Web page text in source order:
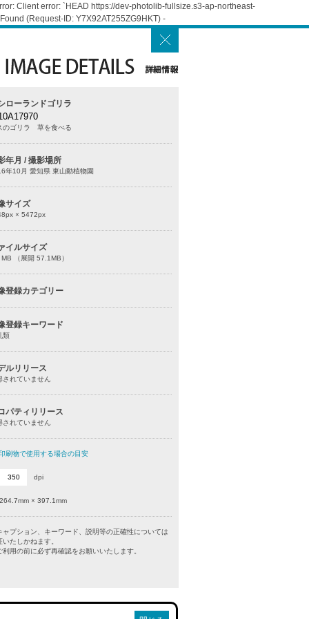
Client error: `HEAD https://dev-photolib-fullsize.s3-ap-northeast-
(Request-ID: Y7X92AT255ZG9HKT) -
ローランドゴリラ
のゴリラ 草を食べる
年月 / 撮影場所
年10月 愛知県 東山動植物園
サイズ
px × 5472px
イルサイズ
（展開 57.1MB）
登録カテゴリー
登録キーワード
類
ルリリース
されていません
パティリリース
されていません
刷物で使用する場合の目安
dpi
× 397.1mm
プション、キーワード、説明等の正確性については
いたしかねます。
用の前に必ず再確認をお願いいたします。